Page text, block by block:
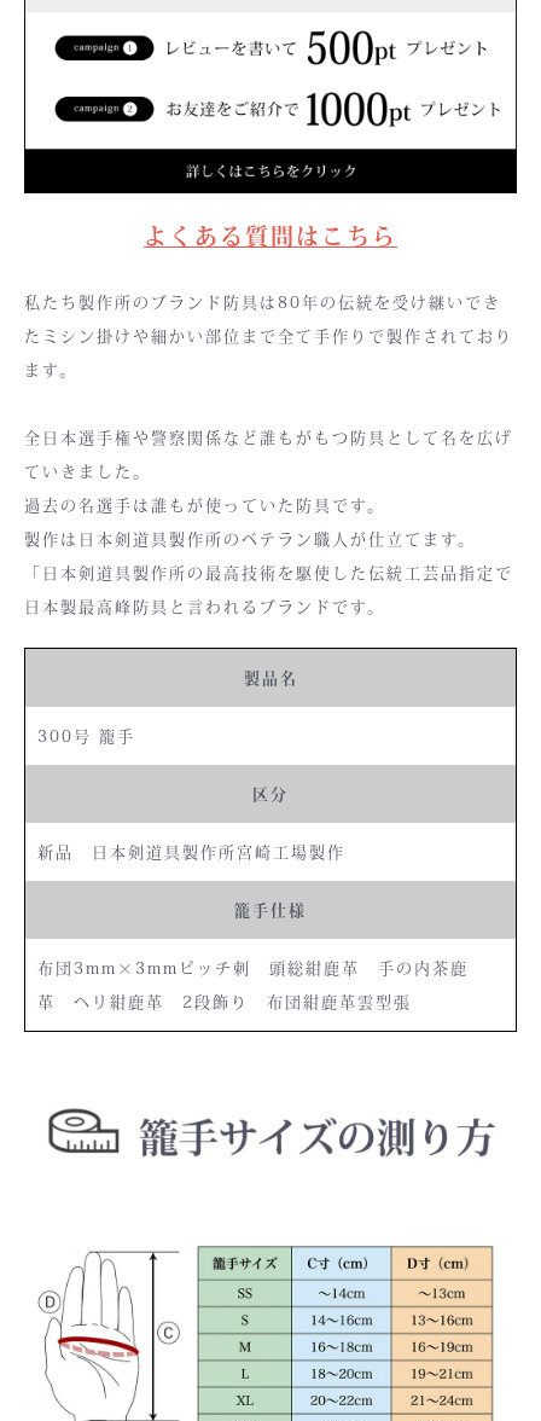
よくある質問はこちら
私たち製作所のブランド防具は80年の伝統を受け継いでき
たミシン掛けや細かい部位まで全て手作りで製作されており
ます。
全日本選手権や警察関係など誰もがもつ防具として名を広げ
ていきました。
過去の名選手は誰もが使っていた防具です。
製作は日本剣道具製作所のベテラン職人が仕立てます。
「日本剣道具製作所の最高技術を駆使した伝統工芸品指定で
日本製最高峰防具と言われるブランドです。
製品名
300号 籠手
区分
新品 日本剣道具製作所宮崎工場製作
籠手仕様
布団3mm×3mmピッチ刺 頭総紺鹿革 手の内茶鹿
革 ヘリ紺鹿革 2段飾り 布団紺鹿革雲型張